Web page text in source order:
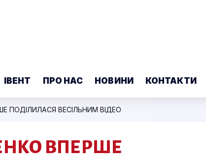
ІВЕНТ ПРО НАС НОВИНИ КОНТАКТИ
ПОДІЛИЛАСЯ ВЕСІЛЬНИМ ВІДЕО
ВПЕРШЕ